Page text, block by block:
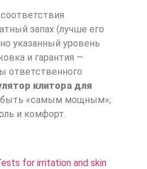
запах (лучше его
указанный уровень
и гарантия —
ответственного
клитора для
быть «самым мощным»;
и комфорт.
for irritation and skin